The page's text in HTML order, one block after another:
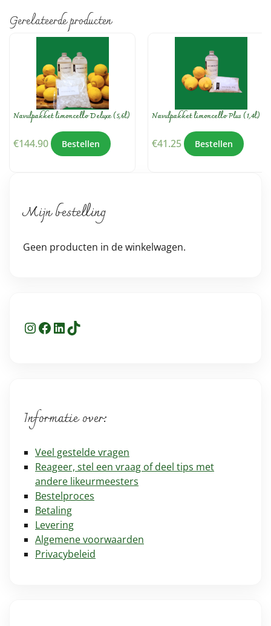
Gerelateerde producten
Navulpakket limoncello Deluxe (5,6l)
€144.90 Bestellen
Navulpakket limoncello Plus (1,4l)
€41.25 Bestellen
Mijn bestelling
Geen producten in de winkelwagen.
Instagram
Facebook
LinkedIn
TikTok
Informatie over:
Veel gestelde vragen
Reageer, stel een vraag of deel tips met
andere likeurmeesters
Bestelproces
Betaling
Levering
Algemene voorwaarden
Privacybeleid